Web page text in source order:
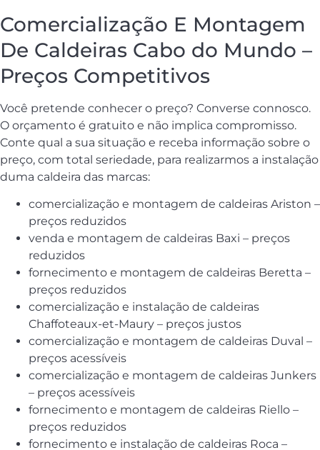
Comercialização E Montagem
De Caldeiras Cabo do Mundo –
Preços Competitivos
Você pretende conhecer o preço? Converse connosco.
O orçamento é gratuito e não implica compromisso.
Conte qual a sua situação e receba informação sobre o
preço, com total seriedade, para realizarmos a instalação
duma caldeira das marcas:
comercialização e montagem de caldeiras Ariston –
preços reduzidos
venda e montagem de caldeiras Baxi – preços
reduzidos
fornecimento e montagem de caldeiras Beretta –
preços reduzidos
comercialização e instalação de caldeiras
Chaffoteaux-et-Maury – preços justos
comercialização e montagem de caldeiras Duval –
preços acessíveis
comercialização e montagem de caldeiras Junkers
– preços acessíveis
fornecimento e montagem de caldeiras Riello –
preços reduzidos
fornecimento e instalação de caldeiras Roca –